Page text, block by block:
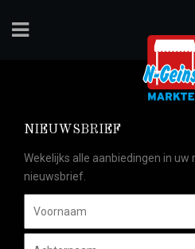
NIEUWSBRIEF
Wekelijks alle aanbiedingen in uw
nieuwsbrief.